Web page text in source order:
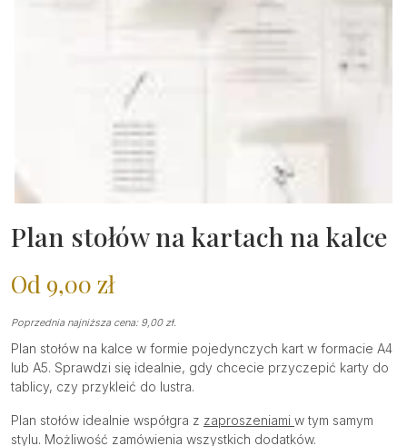
Plan stołów na kartach na kalce
Od 9,00 zł
Poprzednia najniższa cena: 9,00 zł.
Plan stołów na kalce w formie pojedynczych kart w formacie A4
lub A5. Sprawdzi się idealnie, gdy chcecie przyczepić karty do
tablicy, czy przykleić do lustra.
Plan stołów idealnie współgra z zaproszeniami w tym samym
stylu. Możliwość zamówienia wszystkich dodatków.